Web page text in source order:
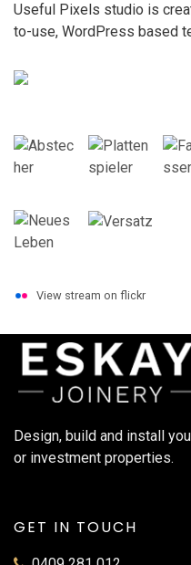
Useful Pixels studio is
to-use, WordPress based
View stream on flickr
Design, build and install
or investment properties.
GET IN TOUCH